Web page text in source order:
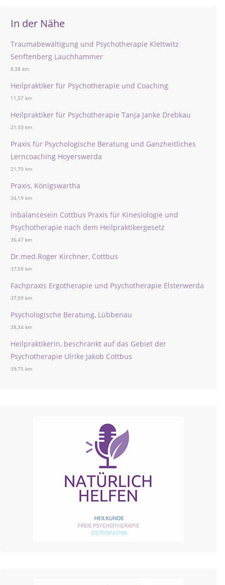
In der Nähe
Traumabewältigung und Psychotherapie Klettwitz
Senftenberg Lauchhammer
8,38 km
Heilpraktiker für Psychotherapie und Coaching
11,57 km
Heilpraktiker für Psychotherapie Tanja Janke Drebkau
21,33 km
Praxis für Psychologische Beratung und Ganzheitliches
Lerncoaching Hoyerswerda
21,70 km
Praxis, Königswartha
34,19 km
inbalancesein Cottbus Praxis für Kinesiologie und
Psychotherapie nach dem Heilpraktikergesetz
36,47 km
Dr.med.Roger Kirchner, Cottbus
37,59 km
Fachpraxis Ergotherapie und Psychotherapie Elsterwerda
37,99 km
Psychologische Beratung, Lübbenau
38,34 km
Heilpraktikerin, beschränkt auf das Gebiet der
Psychotherapie Ulrike Jakob Cottbus
39,75 km